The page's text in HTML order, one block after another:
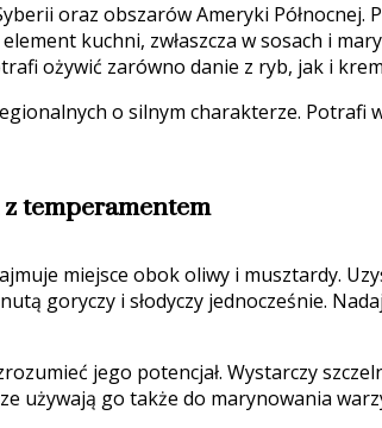
oraz obszarów Ameryki Północnej.
kuchni, zwłaszcza w sosach i
ożywić zarówno danie z ryb, jak i
o silnym charakterze. Potrafi
temperamentem
miejsce obok oliwy i musztardy.
goryczy i słodyczy jednocześnie.
jego potencjał. Wystarczy
używają go także do marynowania